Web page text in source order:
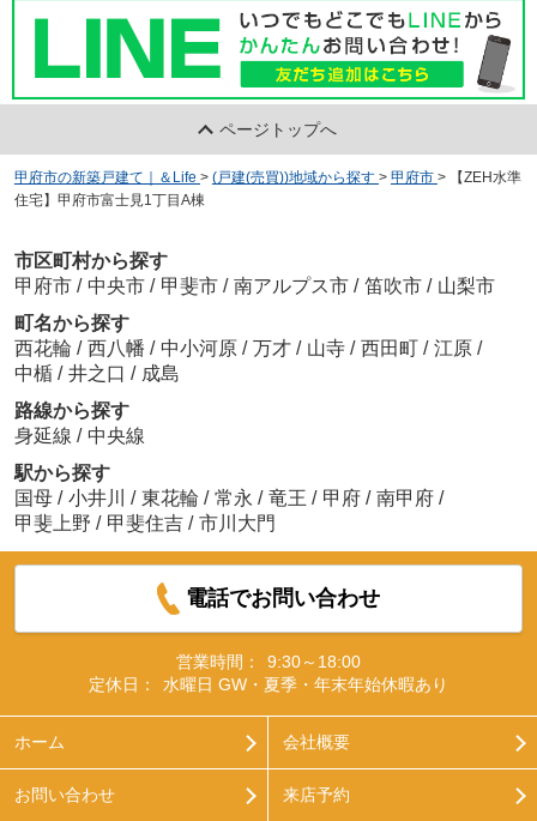
ページトップへ
甲府市の新築戸建て｜＆Life > (戸建(売買))地域から探す > 甲府市 >
【ZEH水準
住宅】甲府市富士見1丁目A棟
市区町村から探す
甲府市 / 中央市 / 甲斐市 / 南アルプス市 / 笛吹市 / 山梨市
町名から探す
西花輪 / 西八幡 / 中小河原 / 万才 / 山寺 / 西田町 / 江原 /
中楯 / 井之口 / 成島
路線から探す
身延線 / 中央線
駅から探す
国母 / 小井川 / 東花輪 / 常永 / 竜王 / 甲府 / 南甲府 /
甲斐上野 / 甲斐住吉 / 市川大門
電話でお問い合わせ
営業時間：
9:30～18:00
定休日：
水曜日 GW・夏季・年末年始休暇あり
ホーム 会社概要
お問い合わせ 来店予約